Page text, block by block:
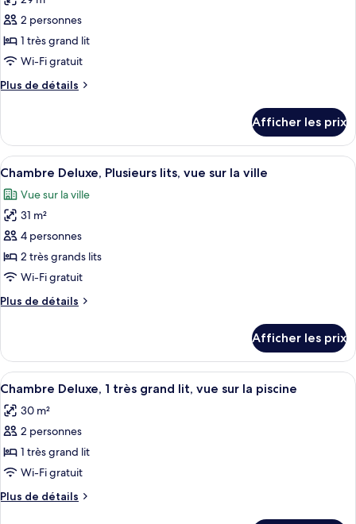
pour
ce
type
chambre :
très
grand
lit,
vue
sur
la
ville
2 personnes
1 très grand lit
Wi-Fi gratuit
Plus de détails
Plus
Chambre
Deluxe,
1
grand
lit,
sur
la
ville
Afficher les prix
Afficher
toutes
les
photos
pour
ce
type
chambre :
Plusieurs
lits,
vue
sur
la
ville
Une chambre d’hôtel avec deux lits,
13
Chambre Deluxe, Plusieurs lits, vue sur la ville
Vue sur la ville
31 m²
4 personnes
2 très grands lits
Wi-Fi gratuit
Plus de détails
Plus
Chambre
Deluxe,
Plusieurs
vue
sur
ville
Afficher les prix
Afficher
toutes
les
photos
pour
ce
type
de
Une chambre d’hôtel avec un
12
Chambre Deluxe, 1 très grand lit, vue sur la piscine
30 m²
2 personnes
1 très grand lit
Wi-Fi gratuit
Plus de détails
Plus